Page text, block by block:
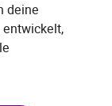
deine